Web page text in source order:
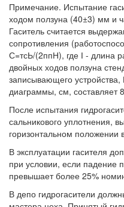
Примечание. Испытание
ходом ползуна (40±3) мм и
Гаситель считается
сопротивления
С=тсЬ/(2ппН), где І - длина
двойных ходов ползуна
записывающего
диаграммы, см, составляет
После испытания
сальникового уплотнения,
горизонтальном положении
В эксплуатации гасителя
при условии, если падение
превышает более 25%
В депо гидрогасители